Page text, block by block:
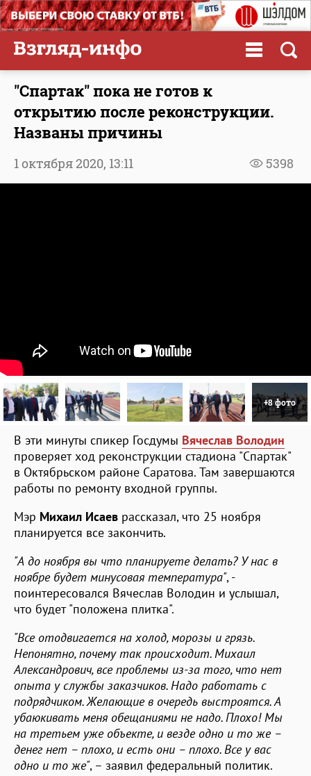
"Спартак" пока не готов к
открытию после реконструкции.
Названы причины
5398
1 октября 2020, 13:11
+8 фото
В эти минуты спикер Госдумы Вячеслав Володин
проверяет ход реконструкции стадиона "Спартак"
в Октябрьском районе Саратова. Там завершаются
работы по ремонту входной группы.
Мэр Михаил Исаев рассказал, что 25 ноября
планируется все закончить.
"А до ноября вы что планируете делать? У нас в
ноябре будет минусовая температура", -
поинтересовался Вячеслав Володин и услышал,
что будет "положена плитка".
"Все отодвигается на холод, морозы и грязь.
Непонятно, почему так происходит. Михаил
Александрович, все проблемы из-за того, что нет
опыта у службы заказчиков. Надо работать с
подрядчиком. Желающие в очередь выстроятся. А
убаюкивать меня обещаниями не надо. Плохо! Мы
на третьем уже объекте, и везде одно и то же –
денег нет – плохо, и есть они – плохо. Все у вас
одно и то же", – заявил федеральный политик.